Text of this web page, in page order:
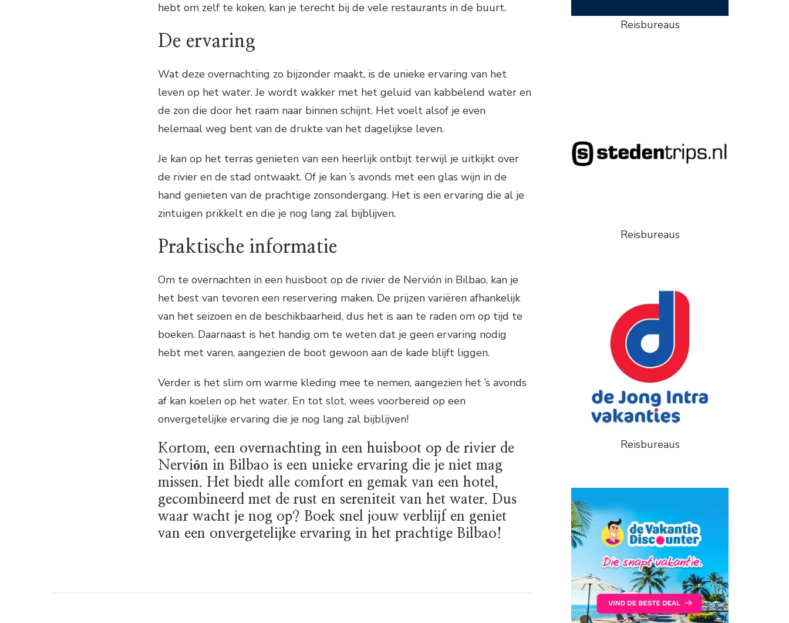
hebt om zelf te koken, kan je terecht bij de vele restaurants in de buurt.
De ervaring
Wat deze overnachting zo bijzonder maakt, is de unieke ervaring van het
leven op het water. Je wordt wakker met het geluid van kabbelend water en
de zon die door het raam naar binnen schijnt. Het voelt alsof je even
helemaal weg bent van de drukte van het dagelijkse leven.
Je kan op het terras genieten van een heerlijk ontbijt terwijl je uitkijkt over
de rivier en de stad ontwaakt. Of je kan ’s avonds met een glas wijn in de
hand genieten van de prachtige zonsondergang. Het is een ervaring die al je
zintuigen prikkelt en die je nog lang zal bijblijven.
Praktische informatie
Om te overnachten in een huisboot op de rivier de Nervión in Bilbao, kan je
het best van tevoren een reservering maken. De prijzen variëren afhankelijk
van het seizoen en de beschikbaarheid, dus het is aan te raden om op tijd te
boeken. Daarnaast is het handig om te weten dat je geen ervaring nodig
hebt met varen, aangezien de boot gewoon aan de kade blijft liggen.
Verder is het slim om warme kleding mee te nemen, aangezien het ’s avonds
af kan koelen op het water. En tot slot, wees voorbereid op een
onvergetelijke ervaring die je nog lang zal bijblijven!
Kortom, een overnachting in een huisboot op de rivier de
Nervión in Bilbao is een unieke ervaring die je niet mag
missen. Het biedt alle comfort en gemak van een hotel,
gecombineerd met de rust en sereniteit van het water. Dus
waar wacht je nog op? Boek snel jouw verblijf en geniet
van een onvergetelijke ervaring in het prachtige Bilbao!
Reisbureaus
Reisbureaus
Reisbureaus